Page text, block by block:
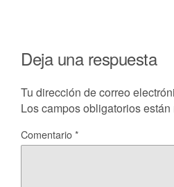
Deja una respuesta
Tu dirección de correo
Los campos obligatorios
Comentario*